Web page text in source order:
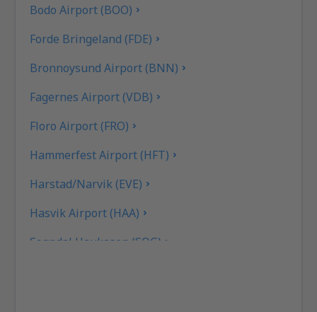
Bodo Airport (BOO)
Forde Bringeland (FDE)
Bronnoysund Airport (BNN)
Fagernes Airport (VDB)
Floro Airport (FRO)
Hammerfest Airport (HFT)
Harstad/Narvik (EVE)
Hasvik Airport (HAA)
Sogndal Haukasen (SOG)